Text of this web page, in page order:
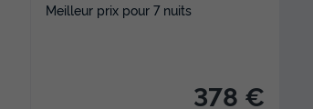
Meilleur prix pour 7 nuits
378 €